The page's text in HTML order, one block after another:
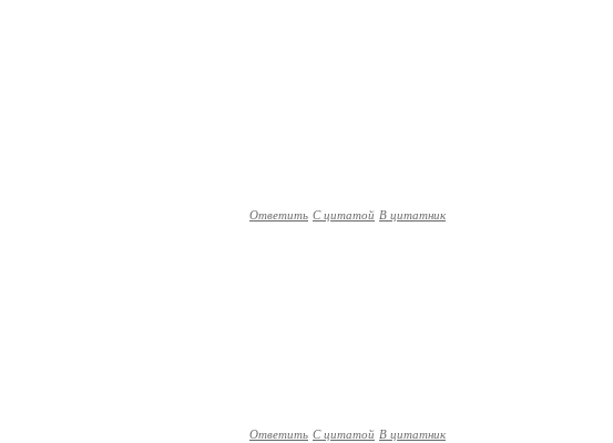
Ответить С цитатой В цитатник
Ответить С цитатой В цитатник